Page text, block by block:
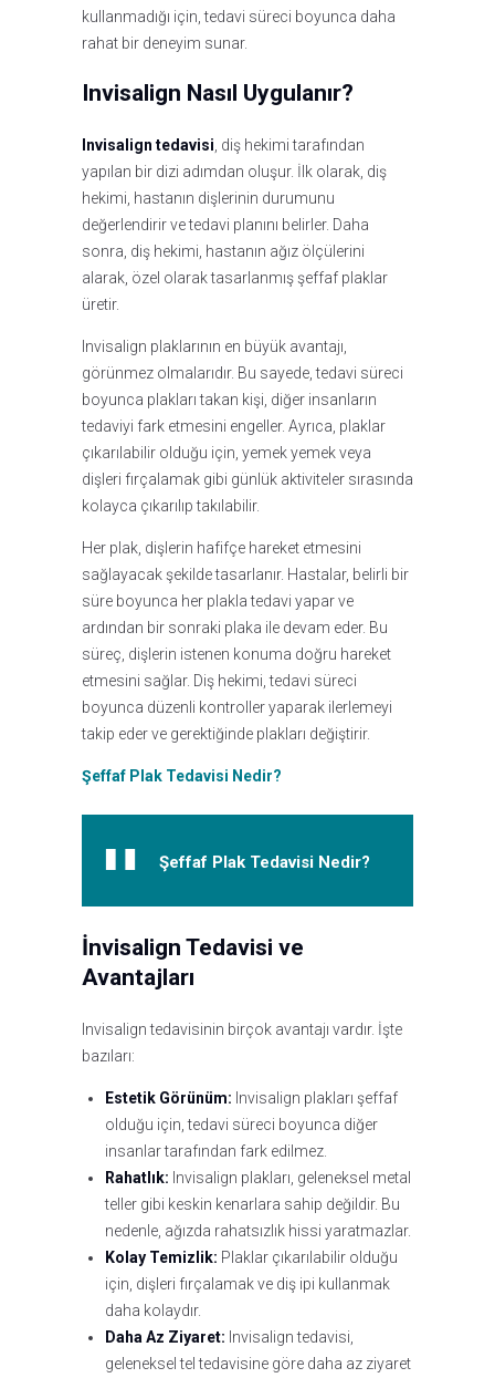
kullanmadığı için, tedavi süreci boyunca daha
rahat bir deneyim sunar.
Invisalign Nasıl Uygulanır?
Invisalign tedavisi , diş hekimi tarafından
yapılan bir dizi adımdan oluşur. İlk olarak, diş
hekimi, hastanın dişlerinin durumunu
değerlendirir ve tedavi planını belirler. Daha
sonra, diş hekimi, hastanın ağız ölçülerini
alarak, özel olarak tasarlanmış şeffaf plaklar
üretir.
Invisalign plaklarının en büyük avantajı,
görünmez olmalarıdır. Bu sayede, tedavi süreci
boyunca plakları takan kişi, diğer insanların
tedaviyi fark etmesini engeller. Ayrıca, plaklar
çıkarılabilir olduğu için, yemek yemek veya
dişleri fırçalamak gibi günlük aktiviteler sırasında
kolayca çıkarılıp takılabilir.
Her plak, dişlerin hafifçe hareket etmesini
sağlayacak şekilde tasarlanır. Hastalar, belirli bir
süre boyunca her plakla tedavi yapar ve
ardından bir sonraki plaka ile devam eder. Bu
süreç, dişlerin istenen konuma doğru hareket
etmesini sağlar. Diş hekimi, tedavi süreci
boyunca düzenli kontroller yaparak ilerlemeyi
takip eder ve gerektiğinde plakları değiştirir.
Şeffaf Plak Tedavisi Nedir?
Şeffaf Plak Tedavisi Nedir?
İnvisalign Tedavisi ve
Avantajları
Invisalign tedavisinin birçok avantajı vardır. İşte
bazıları:
Estetik Görünüm: Invisalign plakları şeffaf
olduğu için, tedavi süreci boyunca diğer
insanlar tarafından fark edilmez.
Rahatlık: Invisalign plakları, geleneksel metal
teller gibi keskin kenarlara sahip değildir. Bu
nedenle, ağızda rahatsızlık hissi yaratmazlar.
Kolay Temizlik: Plaklar çıkarılabilir olduğu
için, dişleri fırçalamak ve diş ipi kullanmak
daha kolaydır.
Daha Az Ziyaret: Invisalign tedavisi,
geleneksel tel tedavisine göre daha az ziyaret